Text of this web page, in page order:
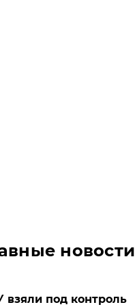
новости
взяли под контроль